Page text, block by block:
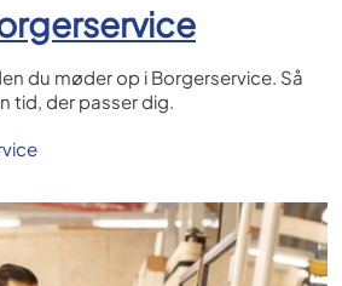
du møder op i Borgerservice. Så
tid, der passer dig.